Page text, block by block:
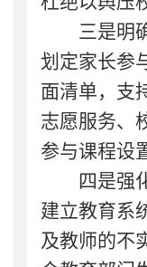
三是明
划定家长参
面清单，支
志愿服务、
参与课程设
四是强
建立教育系
及教师的不